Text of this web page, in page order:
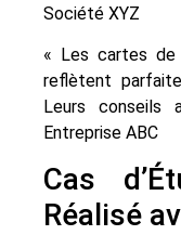
Société XYZ
« Les cartes de
reflètent
Leurs conseils
Entreprise ABC
Cas
Réalisé